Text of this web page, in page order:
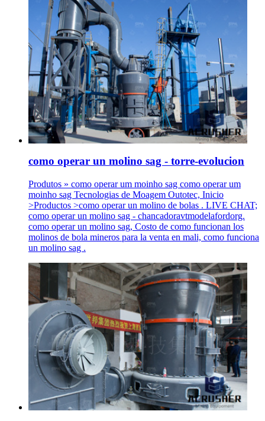
como operar un molino sag - torre-evolucion
Produtos » como operar um moinho sag como operar um
moinho sag Tecnologias de Moagem Outotec, Inicio
>Productos >como operar un molino de bolas . LIVE CHAT;
como operar un molino sag - chancadoravtmodelafordorg.
como operar un molino sag, Costo de como funcionan los
molinos de bola mineros para la venta en mali, como funciona
un molino sag .